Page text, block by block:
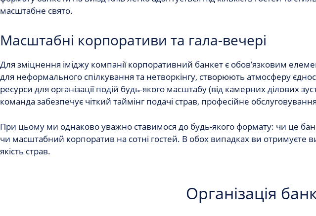
масштабне свято.
Масштабні корпоративи та гала-вечері
Для зміцнення іміджу компаніїкорпоративний банкет є обов’язковим
для неформального спілкування та нетворкінгу, створюють атмосферу
ресурси для організації подій будь-якого масштабу (від камерних ділових
команда забезпечує чіткий таймінг подачі страв, професійне
При цьому ми однаково уважно ставимося до будь-якого формату: чи це
чи масштабний корпоратив на сотні гостей. В обох випадках ви отримуєте
якість страв.
Організація